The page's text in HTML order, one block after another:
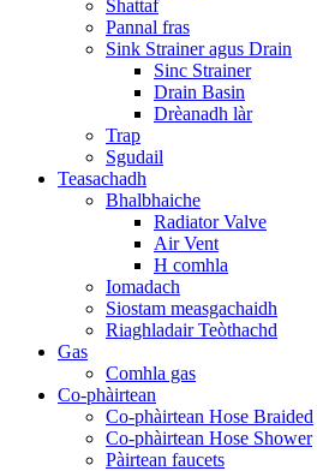
Shattaf
Pannal fras
Sink Strainer agus Drain
Sinc Strainer
Drain Basin
Drèanadh làr
Trap
Sgudail
Teasachadh
Bhalbhaiche
Radiator Valve
Air Vent
H comhla
Iomadach
Siostam measgachaidh
Riaghladair Teòthachd
Gas
Comhla gas
Co-phàirtean
Co-phàirtean Hose Braided
Co-phàirtean Hose Shower
Pàirtean faucets